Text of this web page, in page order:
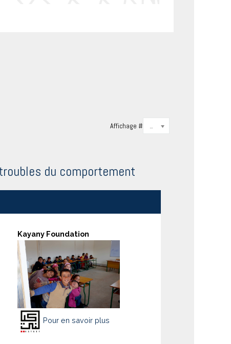
Affichage # 20
du comportement
Kayany Foundation
Pour en savoir plus